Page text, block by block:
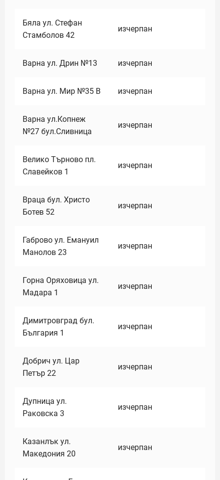
Бяла ул. Стефан
Стамболов 42
изчерпан
Варна ул. Дрин №13 изчерпан
Варна ул. Мир №35 В изчерпан
Варна ул.Копнеж
№27 бул.Сливница
изчерпан
Велико Търново пл.
Славейков 1
изчерпан
Враца бул. Христо
Ботев 52
изчерпан
Габрово ул. Емануил
Манолов 23
изчерпан
Горна Оряховица ул.
Мадара 1
изчерпан
Димитровград бул.
България 1
изчерпан
Добрич ул. Цар
Петър 22
изчерпан
Дупница ул.
Раковска 3
изчерпан
Казанлък ул.
Македония 20
изчерпан